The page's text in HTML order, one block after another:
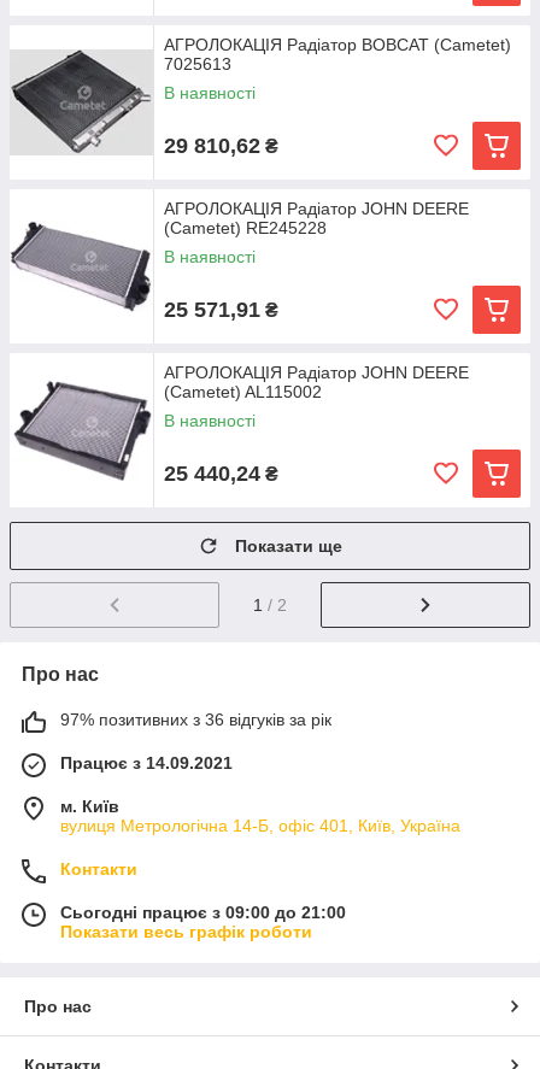
АГРОЛОКАЦІЯ Радіатор BOBCAT (Cametet)
7025613
В наявності
29 810,62 ₴
АГРОЛОКАЦІЯ Радіатор JOHN DEERE
(Cametet) RE245228
В наявності
25 571,91 ₴
АГРОЛОКАЦІЯ Радіатор JOHN DEERE
(Cametet) AL115002
В наявності
25 440,24 ₴
Показати ще
1 / 2
Про нас
97% позитивних з 36 відгуків за рік
Працює з 14.09.2021
м. Київ
вулиця Метрологічна 14-Б, офіс 401, Київ, Україна
Контакти
Сьогодні працює з 09:00 до 21:00
Показати весь графік роботи
Про нас